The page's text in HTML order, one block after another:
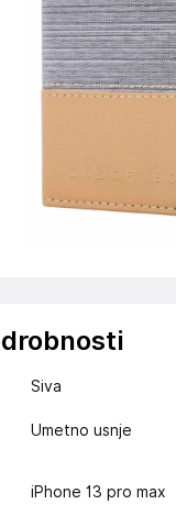
Siva
Umetno usnje
iPhone 13 pro max